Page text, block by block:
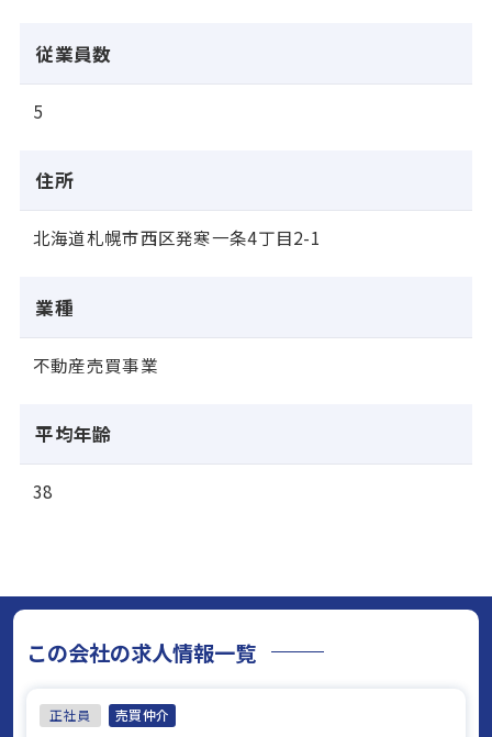
従業員数
5
住所
北海道札幌市西区発寒一条4丁目2-1
業種
不動産売買事業
平均年齢
38
この会社の求人情報一覧
正社員 売買仲介